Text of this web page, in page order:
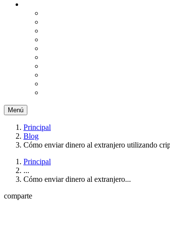
Menú
Principal
Blog
Cómo enviar dinero al extranjero utilizando
Principal
...
Cómo enviar dinero al extranjero...
comparte